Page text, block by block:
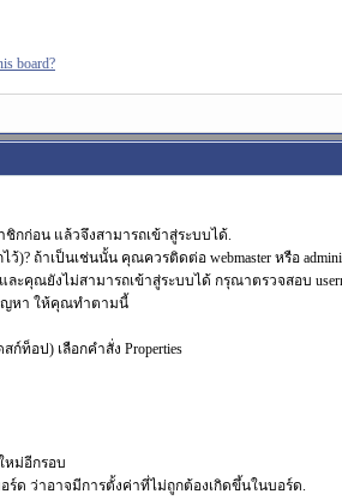
board?
กก่อน แล้วจึงสามารถเข้าสู่ระบบได้.
ถ้าเป็นเช่นนั้น คุณควรติดต่อ webmaster หรือ
ณยังไม่สามารถเข้าสู่ระบบได้ กรุณาตรวจสอบ
ปัญหา ให้คุณทำตามนี้
ก์ท็อป) เลือกคำสั่ง Properties
หม่อีกรอบ
ร์ด ว่าอาจมีการตั้งค่าที่ไม่ถูกต้องเกิดขึ้นในบอร์ด.